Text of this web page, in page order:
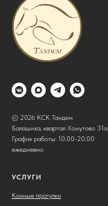
© 2026 КСК Тандем
Балашиха, квартал Хомутово 31а.
График работы: 10.00-20.00
ежедневно
УСЛУГИ
Конные прогулки